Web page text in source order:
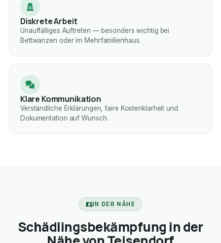
Diskrete Arbeit
Unauffälliges Auftreten — besonders wichtig bei
Bettwanzen oder im Mehrfamilienhaus.
Klare Kommunikation
Verständliche Erklärungen, faire Kostenklarheit und
Dokumentation auf Wunsch.
IN DER NÄHE
Schädlingsbekämpfung in der